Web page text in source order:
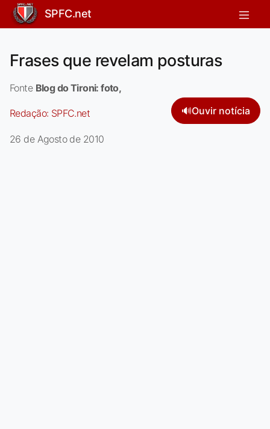
SPFC.net
Frases que revelam posturas
Fonte Blog do Tironi: foto,
Redação: SPFC.net 🔊Ouvir notícia
26 de Agosto de 2010